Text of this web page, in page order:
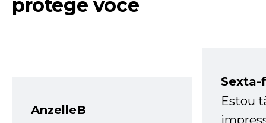
protege você
AnzelleB
Sexta-
Estou